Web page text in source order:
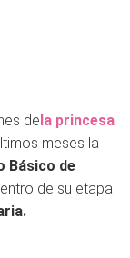
dela princesa
meses la
Básico de
de su etapa